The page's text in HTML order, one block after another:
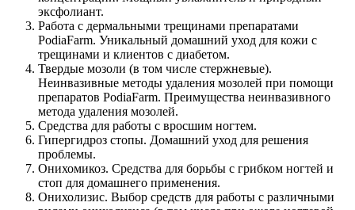
эксфолиант.
Работа с дермальными трещинами препаратами
PodiaFarm. Уникальный домашний уход для кожи с
трещинами и клиентов с диабетом.
Твердые мозоли (в том числе стержневые).
Неинвазивные методы удаления мозолей при помощи
препаратов PodiaFarm. Преимущества неинвазивного
метода удаления мозолей.
Средства для работы с вросшим ногтем.
Гипергидроз стопы. Домашний уход для решения
проблемы.
Онихомикоз. Средства для борьбы с грибком ногтей и
стоп для домашнего применения.
Онихолизис. Выбор средств для работы с различными